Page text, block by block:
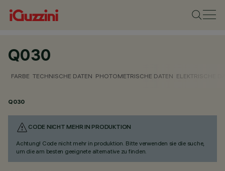
Q030
FARBE TECHNISCHE DATEN PHOTOMETRISCHE DATEN ELEKTRISCHE
Q030
CODE NICHT MEHR IN PRODUKTION
Achtung! Code nicht mehr in produktion. Bitte verwenden sie die suche,
um die am besten geeignete alternative zu finden.